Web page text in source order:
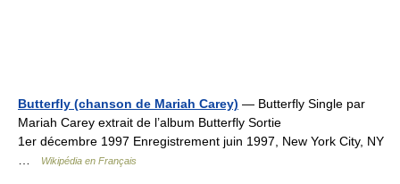
Butterfly (chanson de Mariah Carey) — Butterfly Single par
Mariah Carey extrait de l’album Butterfly Sortie
1er décembre 1997 Enregistrement juin 1997, New York City, NY
Wikipédia en Français